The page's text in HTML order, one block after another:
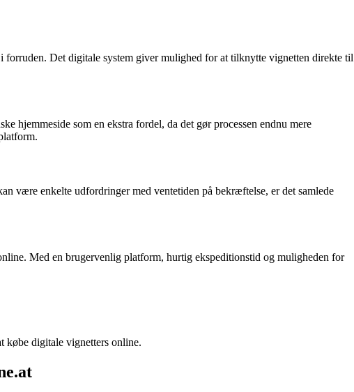
Det digitale system giver mulighed for at tilknytte vignetten direkte til
hjemmeside som en ekstra fordel, da det gør processen endnu mere
være enkelte udfordringer med ventetiden på bekræftelse, er det samlede
Med en brugervenlig platform, hurtig ekspeditionstid og muligheden for
købe digitale vignetters online.